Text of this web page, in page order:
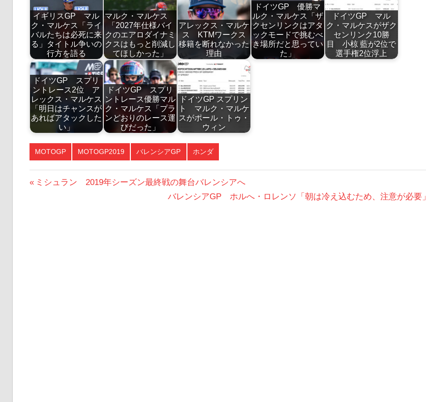
イギリスGP マル
ク・マルケス「ライ
バルたちは必死に来
る」タイトル争いの
行方を語る
マルク・マルケス
「2027年仕様バイ
クのエアロダイナミ
クスはもっと削減し
てほしかった」
アレックス・マルケ
ス KTMワークス
移籍を断れなかった
理由
ドイツGP 優勝マ
ルク・マルケス「ザ
クセンリンクはアタ
ックモードで挑むべ
き場所だと思ってい
た」
ドイツGP マル
ク・マルケスがザク
センリンク10勝
目 小椋 藍が2位で
選手権2位浮上
ドイツGP スプリ
ントレース2位 ア
レックス・マルケス
「明日はチャンスが
あればアタックした
い」
ドイツGP スプリ
ントレース優勝マル
ク・マルケス「プラ
ンどおりのレース運
びだった」
ドイツGP スプリン
ト マルク・マルケ
スがポール・トゥ・
ウィン
MOTOGP MOTOGP2019 バレンシアGP ホンダ
投
前
ミシュラン 2019年シーズン最終戦の舞台バレンシアへ
次
バレンシアGP ホルへ・ロレンソ「朝は冷え込むため、注意が必要」